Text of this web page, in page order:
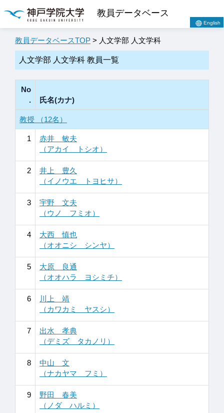
教員データベース
English
教員データベースTOP > 人文学部 人文学科
人文学部 人文学科 教員一覧
No
.
氏名(カナ)
教授 （12名）
1
赤井 敏夫
（アカイ トシオ）
2
井上 豊久
（イノウエ トヨヒサ）
3
宇野 文夫
（ウノ フミオ）
4
大西 慎也
（オオニシ シンヤ）
5
大原 良通
（オオハラ ヨシミチ）
6
川上 靖
（カワカミ ヤスシ）
7
出水 孝典
（デミズ タカノリ）
8
中山 文
（ナカヤマ フミ）
9
野田 春美
（ノダ ハルミ）